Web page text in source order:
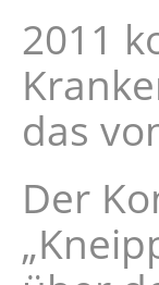
2011
das
Der